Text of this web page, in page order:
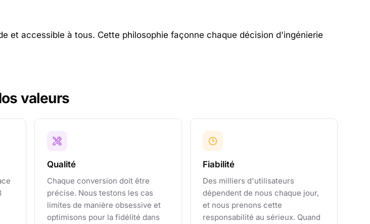
et accessible à tous. Cette philosophie façonne chaque décision d'ingénierie
valeurs
Qualité
Chaque conversion doit être
précise. Nous testons les cas
limites de manière obsessive et
optimisons pour la fidélité dans
Fiabilité
Des milliers d'utilisateurs
dépendent de nous chaque jour,
et nous prenons cette
responsabilité au sérieux. Quand